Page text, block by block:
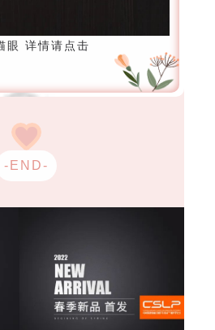
详情请点击
-END-